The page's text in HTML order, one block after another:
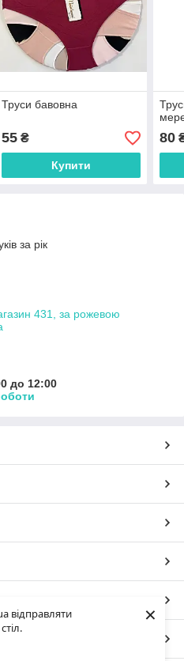
відправляти
×
Труси бавовна
55₴
Купити
80
за рік
431, за рожевою
до 12:00